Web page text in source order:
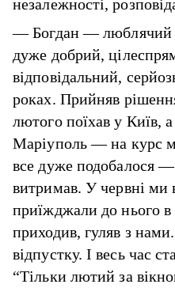
незалежності,
— Богдан — люблячий
дуже добрий,
відповідальний,
роках. Прийняв
лютого поїхав у Київ,
Маріуполь — на курс
все дуже подобалося
витримав. У червні ми
приїжджали до нього
приходив, гуляв з
відпустку. І весь час
“Тільки лютий за